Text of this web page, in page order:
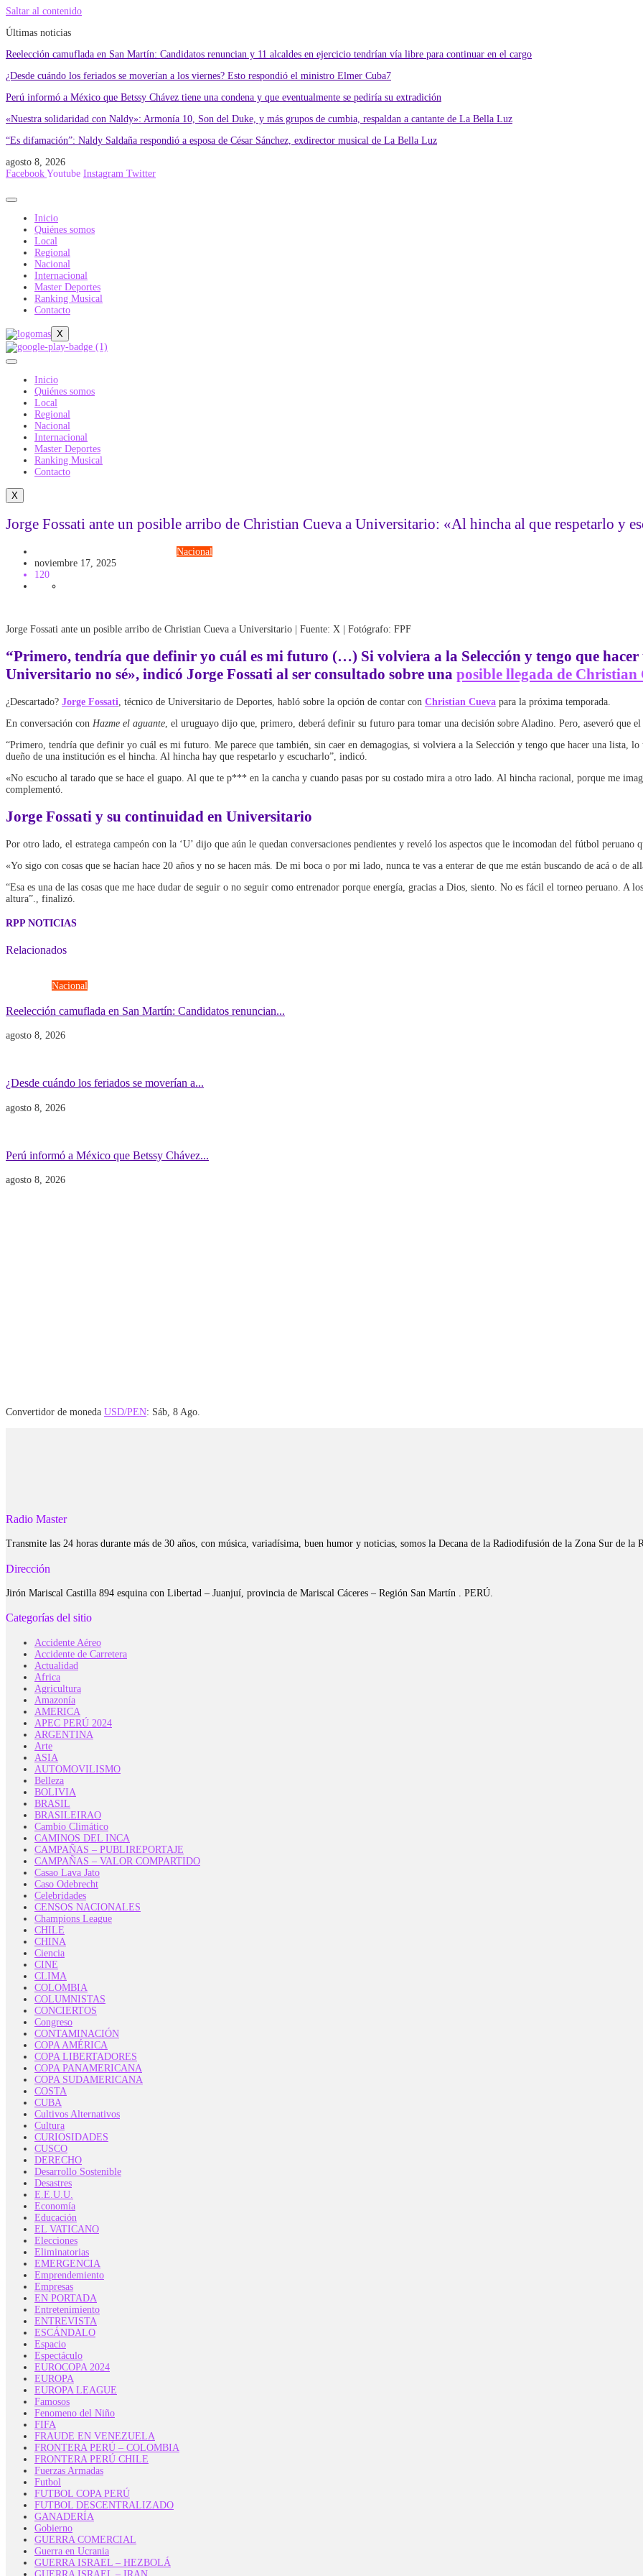
Saltar al contenido
Últimas noticias
Reelección camuflada en San Martín: Candidatos renuncian y 11 alcaldes en ejercicio tendrían vía libre para continuar en el cargo
¿Desde cuándo los feriados se moverían a los viernes? Esto respondió el ministro Elmer Cuba7
Perú informó a México que Betssy Chávez tiene una condena y que eventualmente se pediría su extradición
«Nuestra solidaridad con Naldy»: Armonía 10, Son del Duke, y más grupos de cumbia, respaldan a cantante de La Bella Luz
“Es difamación”: Naldy Saldaña respondió a esposa de César Sánchez, exdirector musical de La Bella Luz
agosto 8, 2026
Facebook Youtube Instagram Twitter
Inicio
Quiénes somos
Local
Regional
Nacional
Internacional
Master Deportes
Ranking Musical
Contacto
X
Inicio
Quiénes somos
Local
Regional
Nacional
Internacional
Master Deportes
Ranking Musical
Contacto
X
Jorge Fossati ante un posible arribo de Christian Cueva a Universitario: «Al hincha al que respetarlo y
Nacional
noviembre 17, 2025
120
Jorge Fossati ante un posible arribo de Christian Cueva a Universitario | Fuente: X | Fotógrafo: FPF
“Primero, tendría que definir yo cuál es mi futuro (…) Si volviera a la Selección y tengo que
Universitario no sé», indicó Jorge Fossati al ser consultado sobre una posible llegada de Christian
¿Descartado? Jorge Fossati , técnico de Universitario de Deportes, habló sobre la opción de contar con Christian Cueva para la próxima temporada.
En conversación con Hazme el aguante , el uruguayo dijo que, primero, deberá definir su futuro para tomar una decisión sobre Aladino. Pero, aseveró que
“Primero, tendría que definir yo cuál es mi futuro. Me parece que también, sin caer en demagogias, si volviera a la Selección y tengo que hacer una lista,
dueño de una institución es el hincha. Al hincha hay que respetarlo y escucharlo”, indicó.
«No escucho al tarado que se hace el guapo. Al que te p*** en la cancha y cuando pasas por su costado mira a otro lado. Al hincha racional, porque me
complementó.
Jorge Fossati y su continuidad en Universitario
Por otro lado, el estratega campeón con la ‘U’ dijo que aún le quedan conversaciones pendientes y reveló los aspectos que le incomodan del fútbol peruano
«Yo sigo con cosas que se hacían hace 20 años y no se hacen más. De mi boca o por mi lado, nunca te vas a enterar de que me están buscando de acá o de
“Esa es una de las cosas que me hace dudar de seguir o no seguir como entrenador porque energía, gracias a Dios, siento. No es fácil el torneo peruano. A
altura”., finalizó.
RPP NOTICIAS
Relacionados
Nacional
Reelección camuflada en San Martín: Candidatos renuncian...
agosto 8, 2026
¿Desde cuándo los feriados se moverían a...
agosto 8, 2026
Perú informó a México que Betssy Chávez...
agosto 8, 2026
Convertidor de moneda USD/PEN: Sáb, 8 Ago.
Radio Master
Transmite las 24 horas durante más de 30 años, con música, variadísima, buen humor y noticias, somos la Decana de la Radiodifusión de la Zona Sur de la
Dirección
Jirón Mariscal Castilla 894 esquina con Libertad – Juanjuí, provincia de Mariscal Cáceres – Región San Martín . PERÚ.
Categorías del sitio
Accidente Aéreo
Accidente de Carretera
Actualidad
Africa
Agricultura
Amazonía
AMERICA
APEC PERÚ 2024
ARGENTINA
Arte
ASIA
AUTOMOVILISMO
Belleza
BOLIVIA
BRASIL
BRASILEIRAO
Cambio Climático
CAMINOS DEL INCA
CAMPAÑAS – PUBLIREPORTAJE
CAMPAÑAS – VALOR COMPARTIDO
Casao Lava Jato
Caso Odebrecht
Celebridades
CENSOS NACIONALES
Champions League
CHILE
CHINA
Ciencia
CINE
CLIMA
COLOMBIA
COLUMNISTAS
CONCIERTOS
Congreso
CONTAMINACIÓN
COPA AMÉRICA
COPA LIBERTADORES
COPA PANAMERICANA
COPA SUDAMERICANA
COSTA
CUBA
Cultivos Alternativos
Cultura
CURIOSIDADES
CUSCO
DERECHO
Desarrollo Sostenible
Desastres
E.E.U.U.
Economía
Educación
EL VATICANO
Elecciones
Eliminatorias
EMERGENCIA
Emprendemiento
Empresas
EN PORTADA
Entretenimiento
ENTREVISTA
ESCÁNDALO
Espacio
Espectáculo
EUROCOPA 2024
EUROPA
EUROPA LEAGUE
Famosos
Fenomeno del Niño
FIFA
FRAUDE EN VENEZUELA
FRONTERA PERÚ – COLOMBIA
FRONTERA PERÚ CHILE
Fuerzas Armadas
Futbol
FUTBOL COPA PERÚ
FUTBOL DESCENTRALIZADO
GANADERÍA
Gobierno
GUERRA COMERCIAL
Guerra en Ucrania
GUERRA ISRAEL – HEZBOLÁ